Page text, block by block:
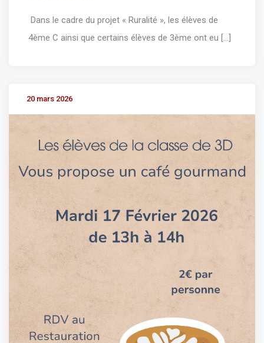
Dans le cadre du projet « Ruralité », les élèves de
4ème C ainsi que certains élèves de 3ème ont eu [...]
20 mars 2026